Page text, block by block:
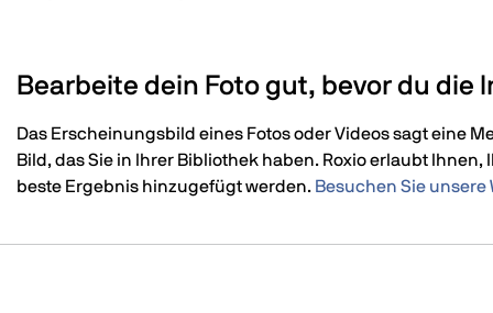
Bearbeite dein Foto gut, bevor du
Das Erscheinungsbild eines Fotos oder Videos sagt eine
Bild, das Sie in Ihrer Bibliothek haben. Roxio erlaubt
beste Ergebnis hinzugefügt werden. Besuchen Sie unsere